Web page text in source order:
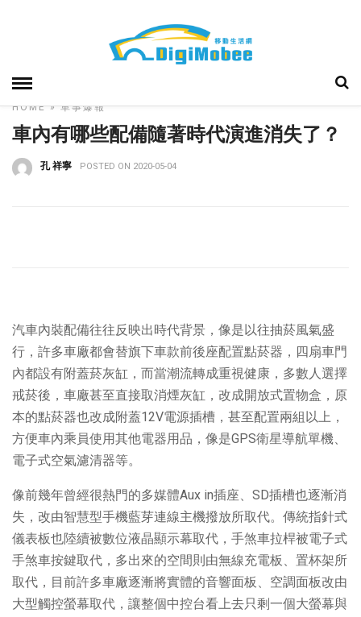
HOME»車事爆報
車內有哪些配備隨著時代演進消失了？
孔 祥寧 POSTED ON 2020-05-04
汽車內裝配備往往反映出時代背景，像是以往抽菸風氣盛
行，許多車廠都會替旗下車款前後座配置點菸器，四扇車門
內都設有附蓋菸灰缸，而當潮流轉成重視健康，多數人選擇
戒菸後，車廠甚至直接取消煙灰缸，改成開放式置物盒，原
本的點菸器也改成附蓋12V電源插槽，甚至配置兩組以上，
方便車內乘員使用其他電器用品，像是GPS衛星導航單機、
電子式空氣濾清器等。
像前幾年曾經很熱門的多媒體Aux in插座、SD插槽也逐漸消
失，改由智慧型手機藍芽連線主機撥放所取代。傳統指針式
儀表板也陸續被數位液晶顯示幕取代，手煞車拉桿被電子式
手煞車按鍵取代，多出來的空間則由無線充電板、置杯架所
取代，目前許多車廠逐漸將實體的音響面板、空調面板改由
大型觸控螢幕取代，讓整個中控台看上去只剩一個大螢幕與